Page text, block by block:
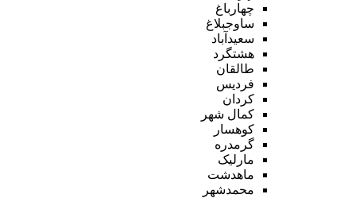
چهارباغ
ساوجبلاغ
سعیدآباد
هشتگرد
طالقان
فردیس
کردان
کمال شهر
کوهسار
گرمدره
مارلیک
ماهدشت
محمدشهر